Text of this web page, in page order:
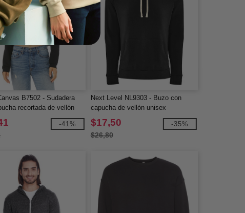
B7502 - Sudadera
recortada de vellón
-41%
Next Level NL9303 - Buzo con
capucha de vellón unisex
$17,50
$26,80
-35%